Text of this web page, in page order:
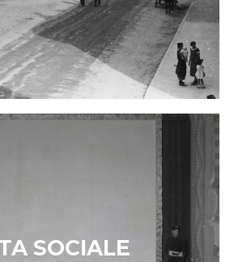
SOCIALE